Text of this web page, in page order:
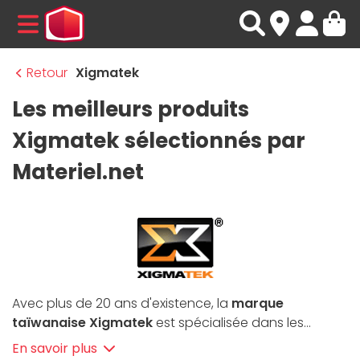
MENU
Retour Xigmatek
Les meilleurs produits
Xigmatek sélectionnés par
Materiel.net
Avec plus de 20 ans d'existence, la marque
taïwanaise Xigmatekest spécialisée dans les
boîtiers PC, systèmes de refroidissement et
En savoir plus